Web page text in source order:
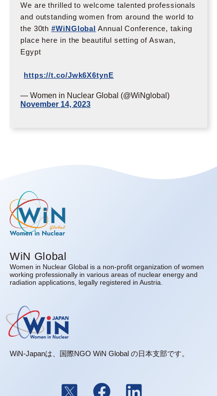
We are thrilled to welcome talented professionals
and outstanding women from around the world to
the 30th#WiNGlobal Annual Conference, taking
place here in the beautiful setting of Aswan,
Egypt
https://t.co/Jwk6X6tynE
— Women in Nuclear Global (@WiNglobal)
November 14, 2023
WiN Global
Women in Nuclear Global is a non-profit organization of women
working professionally in various areas of nuclear energy and
radiation applications, legally registered in Austria.
WiN-Japanは、国際NGO WiN Global の日本支部です。